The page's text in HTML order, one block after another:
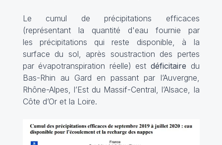
Le cumul de précipitations efficaces
(représentant la quantité d'eau fournie par
les précipitations qui reste disponible, à la
surface du sol, après soustraction des pertes
par évapotranspiration réelle) est déficitaire du
Bas-Rhin au Gard en passant par l’Auvergne,
Rhône-Alpes, l’Est du Massif-Central, l’Alsace, la
Côte d’Or et la Loire.